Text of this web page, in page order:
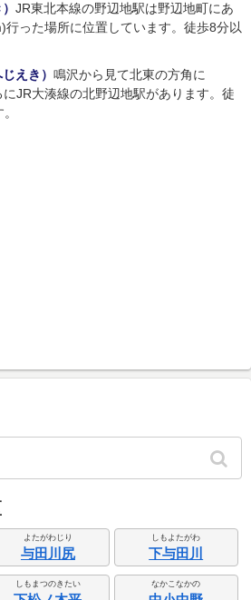
JR東北本線の野辺地駅は野辺地町にあ
行った場所に位置しています。徒歩8分以
えき） 鳴沢から見て北東の方角に
JR大湊線の北野辺地駅があります。徒
よたがわじり
与田川尻
しもよたがわ
下与田川
しもまつのきたい なかこなかの